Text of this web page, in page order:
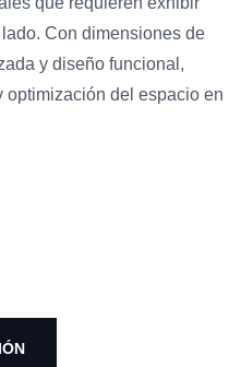
Con dimensiones de
y diseño funcional,
optimización del espacio en